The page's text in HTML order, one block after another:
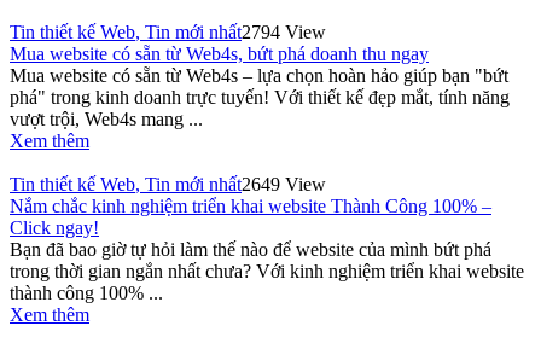
Tin thiết kế Web, Tin mới nhất2794 View
Mua website có sẵn từ Web4s, bứt phá doanh thu ngay
Mua website có sẵn từ Web4s – lựa chọn hoàn hảo giúp bạn "bứt
phá" trong kinh doanh trực tuyến! Với thiết kế đẹp mắt, tính năng
vượt trội, Web4s mang ...
Xem thêm
Tin thiết kế Web, Tin mới nhất2649 View
Nắm chắc kinh nghiệm triển khai website Thành Công 100% –
Click ngay!
Bạn đã bao giờ tự hỏi làm thế nào để website của mình bứt phá
trong thời gian ngắn nhất chưa? Với kinh nghiệm triển khai website
thành công 100% ...
Xem thêm